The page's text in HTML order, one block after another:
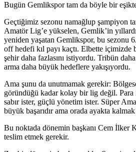
Bugün Gemlikspor tam da böyle bir
Geçtiğimiz sezonu namağlup şampiyon
Amatör Lig’e yükselen, Gemlik’in
yeniden yaşatan Gemlikspor, bu sezonu
off hedefi kıl payı kaçtı. Elbette
şehir daha fazlasını istiyordu. Tribün
arma daha büyük hedeflere yakışıyordu.
Ama şunu da unutmamak gerekir:
göründüğü kadar kolay bir lig değil. Para
sabır ister, güçlü yönetim ister. Süper
büyük başarıdır ama orada ayakta
Bu noktada dönemin başkanı Cem İlker
teslim etmek gerekir.